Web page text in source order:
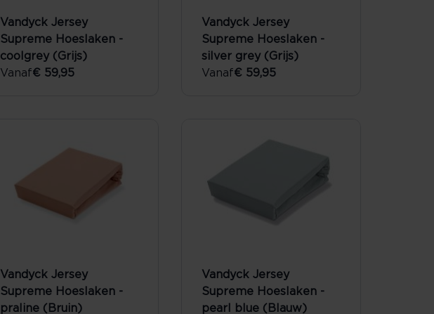
Vandyck Jersey
Supreme Hoeslaken -
coolgrey (Grijs)
Vanaf€ 59,95
Vandyck Jersey
Supreme Hoeslaken -
silver grey (Grijs)
Vanaf€ 59,95
Vandyck Jersey
Supreme Hoeslaken -
praline (Bruin)
Vandyck Jersey
Supreme Hoeslaken -
pearl blue (Blauw)